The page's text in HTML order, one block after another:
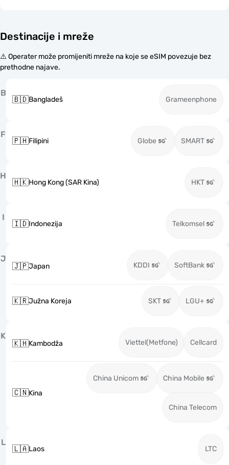
Destinacije i mreže
⚠️ Operater može promijeniti mreže na koje se eSIM povezuje bez
prethodne najave.
B
🇧🇩Bangladeš Grameenphone
F
🇵🇭Filipini Globe SMART
H
🇭🇰Hong Kong (SAR Kina) HKT
I
🇮🇩Indonezija Telkomsel
J
🇯🇵Japan KDDI SoftBank
🇰🇷Južna Koreja SKT LGU+
K
🇰🇭Kambodža Viettel(Metfone) Cellcard
🇨🇳Kina
China Unicom China Mobile
China Telecom
L
🇱🇦Laos LTC